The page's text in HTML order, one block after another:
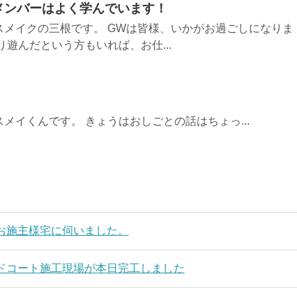
バーはよく学んでいます！
メイクの三根です。 GWは皆様、いかがお過ごしになりま
遊んだという方もいれば、お仕...
メイくんです。 きょうはおしごとの話はちょっ...
主様宅に伺いました。
コート施工現場が本日完工しました